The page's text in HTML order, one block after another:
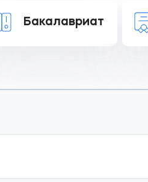
Бакалавриат